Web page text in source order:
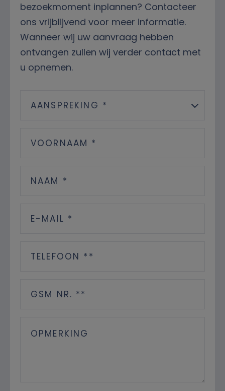
bezoekmoment inplannen? Contacteer
ons vrijblijvend voor meer informatie.
Wanneer wij uw aanvraag hebben
ontvangen zullen wij verder contact met
u opnemen.
AANSPREKING *